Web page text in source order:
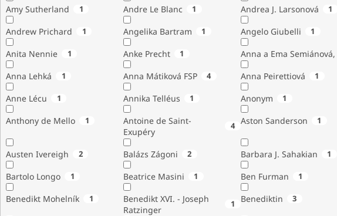
Amy Sutherland 1 Andre Le Blanc 1 Andrea J. Larsonová 1
Andrew Prichard 1 Angelika Bartram 1 Angelo Giubelli 1
Anita Nennie 1 Anke Precht 1 Anna a Ema Semiánová,
Anna Lehká 1 Anna Mátiková FSP 4 Anna Peirettiová 1
Anne Lécu 1 Annika Telléus 1 Anonym 1
Anthony de Mello 1
Antoine de Saint-
Exupéry
4 Aston Sanderson 1
Austen Ivereigh 2 Balázs Zágoni 2 Barbara J. Sahakian 1
Bartolo Longo 1 Beatrice Masini 1 Ben Furman 1
Benedikt Mohelník 1
Benedikt XVI. - Joseph
Ratzinger
1 Benediktin 3